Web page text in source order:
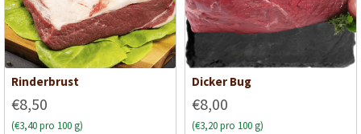
Rinderbrust
€8,50
(€3,40 pro 100 g)
Dicker Bug
€8,00
(€3,20 pro 100 g)